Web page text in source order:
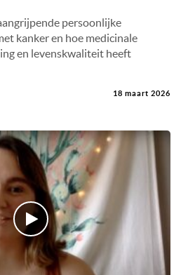
persoonlijke
kanker en hoe medicinale
en levenskwaliteit heeft
18 maart 2026